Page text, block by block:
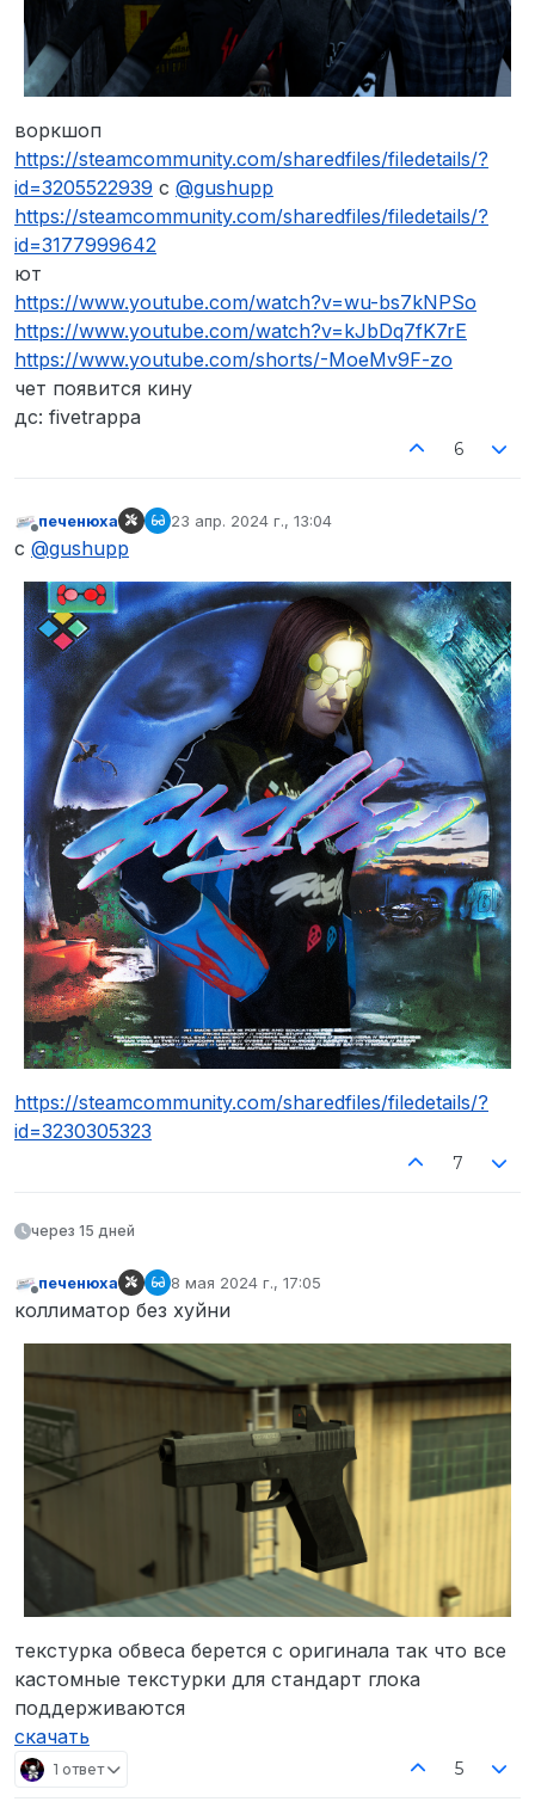
воркшоп
https://steamcommunity.com/sharedfiles/filedetails/?
id=3205522939 с @gushupp
https://steamcommunity.com/sharedfiles/filedetails/?
id=3177999642
ют
https://www.youtube.com/watch?v=wu-bs7kNPSo
https://www.youtube.com/watch?v=kJbDq7fK7rE
https://www.youtube.com/shorts/-MoeMv9F-zo
чет появится кину
дс: fivetrappa
6
Не в сети
печенюха 23 апр. 2024 г., 13:04
отредактировано
с @gushupp
https://steamcommunity.com/sharedfiles/filedetails/?
id=3230305323
7
через 15 дней
Не в сети
печенюха 8 мая 2024 г., 17:05
отредактировано
коллиматор без хуйни
текстурка обвеса берется с оригинала так что все
кастомные текстурки для стандарт глока
поддерживаются
скачать
1 ответ 5